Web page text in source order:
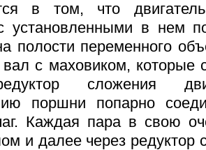
в том, что
установленными в нем
полости переменного
с маховиком, которые
сложения
поршни попарно
Каждая пара в свою
и далее через редуктор